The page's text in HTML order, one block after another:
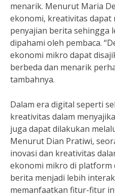
menarik. Menurut Maria
ekonomi, kreativitas dapat
penyajian berita sehingga
dipahami oleh pembaca.
ekonomi mikro dapat
berbeda dan menarik
tambahnya.
Dalam era digital seperti
kreativitas dalam
juga dapat dilakukan
Menurut Dian Pratiwi,
inovasi dan kreativitas
ekonomi mikro di platform
berita menjadi lebih
memanfaatkan fitur-fitur